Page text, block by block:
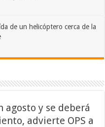
de un helicóptero cerca de la
agosto y se deberá
advierte OPS a